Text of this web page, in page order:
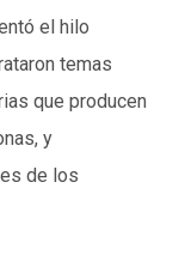
el hilo
temas
que producen
y
de los